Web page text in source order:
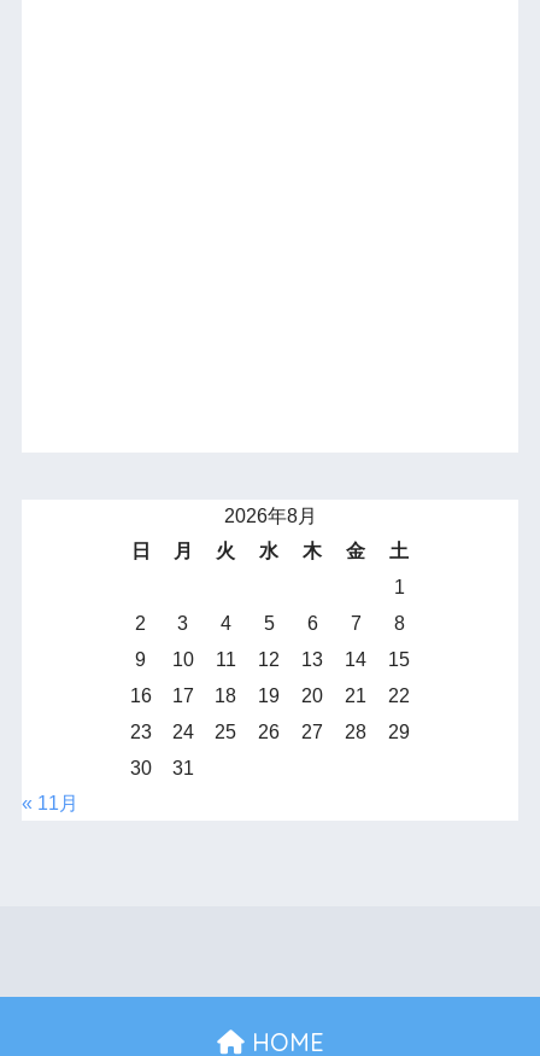
2026年8月
日
月 火 水 木 金
土
1
2
3 4 5 6 7
8
9
10 11 12 13 14
15
16
17 18 19 20 21
22
23
24 25 26 27 28
29
30
31
« 11月
HOME